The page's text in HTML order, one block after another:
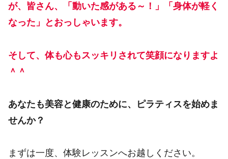
が、皆さん、「動いた感がある～！」「身体が軽く
なった」とおっしゃいます。
そして、体も心もスッキリされて笑顔になりますよ
＾＾
あなたも美容と健康のために、ピラティスを始めま
せんか？
まずは一度、体験レッスンへお越しください。